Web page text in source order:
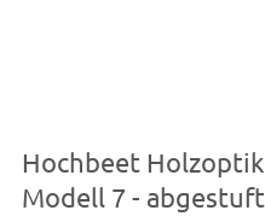
Hochbeet Holzoptik
Modell 7 - abgestuft